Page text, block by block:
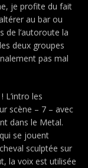
je profite du fait
au bar ou
de l’autoroute la
deux groupes
pas mal
L’intro les
scène – 7 – avec
dans le Metal.
se jouent
sculptée sur
la voix est utilisée